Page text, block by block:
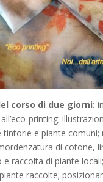
corso di due giorni:
printing;
tintorie e piante comuni;
di cotone,
raccolta di piante
raccolte;